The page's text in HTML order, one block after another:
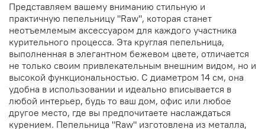
Представляем вашему вниманию стильную и
практичную пепельницу "Raw", которая станет
неотъемлемым аксессуаром для каждого участника
курительного процесса. Эта круглая пепельница,
выполненная в элегантном бежевом цвете, отличается
не только своим привлекательным внешним видом, но и
высокой функциональностью. С диаметром 14 см, она
удобна в использовании и идеально вписывается в
любой интерьер, будь то ваш дом, офис или любое
другое место, где вы предпочитаете наслаждаться
курением. Пепельница "Raw" изготовлена из металла,